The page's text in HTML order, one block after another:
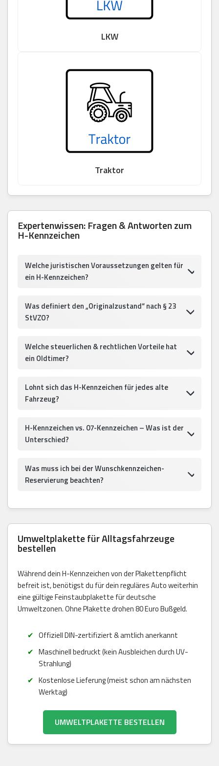
LKW
Traktor
Expertenwissen: Fragen & Antworten zum
H-Kennzeichen
Welche juristischen Voraussetzungen gelten für
ein H-Kennzeichen?
Was definiert den „Originalzustand“ nach § 23
StVZO?
Welche steuerlichen & rechtlichen Vorteile hat
ein Oldtimer?
Lohnt sich das H-Kennzeichen für jedes alte
Fahrzeug?
H-Kennzeichen vs. 07-Kennzeichen – Was ist der
Unterschied?
Was muss ich bei der Wunschkennzeichen-
Reservierung beachten?
Umweltplakette für Alltagsfahrzeuge
bestellen
Während dein H-Kennzeichen von der Plakettenpflicht
befreit ist, benötigst du für dein reguläres Auto weiterhin
eine gültige Feinstaubplakette für deutsche
Umweltzonen. Ohne Plakette drohen 80 Euro Bußgeld.
Offiziell DIN-zertifiziert & amtlich anerkannt
Maschinell bedruckt (kein Ausbleichen durch UV-
Strahlung)
Kostenlose Lieferung (meist schon am nächsten
Werktag)
UMWELTPLAKETTE BESTELLEN